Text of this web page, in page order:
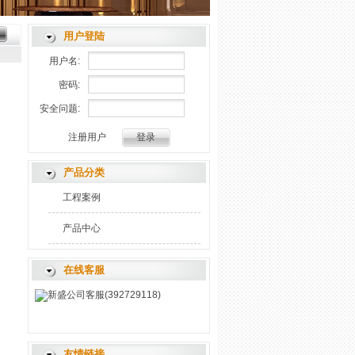
用户登陆
用户名:
密码:
安全问题:
注册用户
产品分类
工程案例
产品中心
在线客服
新盛公司客服(392729118)